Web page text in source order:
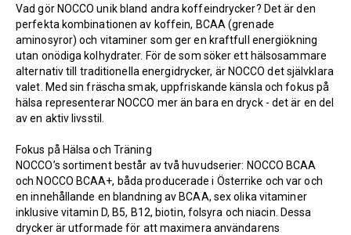
Vad gör NOCCO unik bland andra koffeindrycker? Det är den
perfekta kombinationen av koffein, BCAA (grenade
aminosyror) och vitaminer som ger en kraftfull energiökning
utan onödiga kolhydrater. För de som söker ett hälsosammare
alternativ till traditionella energidrycker, är NOCCO det självklara
valet. Med sin fräscha smak, uppfriskande känsla och fokus på
hälsa representerar NOCCO mer än bara en dryck - det är en del
av en aktiv livsstil.
Fokus på Hälsa och Träning
NOCCO’s sortiment består av två huvudserier: NOCCO BCAA
och NOCCO BCAA+, båda producerade i Österrike och var och
en innehållande en blandning av BCAA, sex olika vitaminer
inklusive vitamin D, B5, B12, biotin, folsyra och niacin. Dessa
drycker är utformade för att maximera användarens